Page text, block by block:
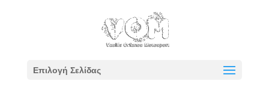
Επιλογή Σελίδας